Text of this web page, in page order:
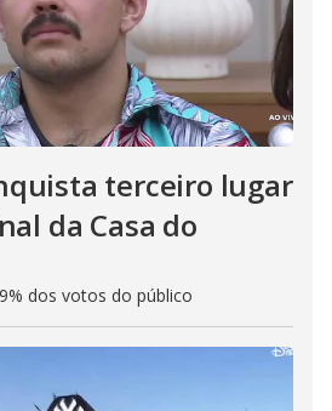
terceiro lugar
da Casa do
dos votos do público